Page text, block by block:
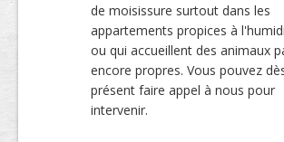
de moisissure surtout dans les
appartements propices à
ou qui accueillent des animaux
encore propres. Vous pouvez
présent faire appel à nous pour
intervenir.